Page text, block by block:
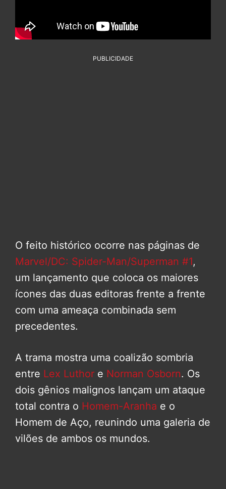
PUBLICIDADE
O feito histórico ocorre nas páginas de
Marvel/DC: Spider-Man/Superman #1,
um lançamento que coloca os maiores
ícones das duas editoras frente a frente
com uma ameaça combinada sem
precedentes.
A trama mostra uma coalizão sombria
entre Lex Luthor e Norman Osborn. Os
dois gênios malignos lançam um ataque
total contra o Homem-Aranha e o
Homem de Aço, reunindo uma galeria de
vilões de ambos os mundos.